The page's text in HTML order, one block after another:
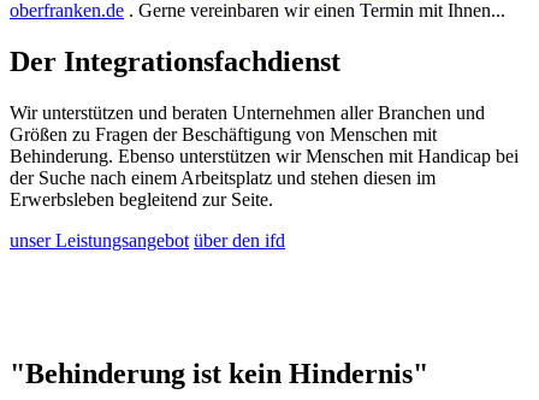
oberfranken.de . Gerne vereinbaren wir einen Termin mit Ihnen...
Der Integrationsfachdienst
Wir unterstützen und beraten Unternehmen aller Branchen und
Größen zu Fragen der Beschäftigung von Menschen mit
Behinderung. Ebenso unterstützen wir Menschen mit Handicap bei
der Suche nach einem Arbeitsplatz und stehen diesen im
Erwerbsleben begleitend zur Seite.
unser Leistungsangebot über den ifd
"Behinderung ist kein Hindernis"